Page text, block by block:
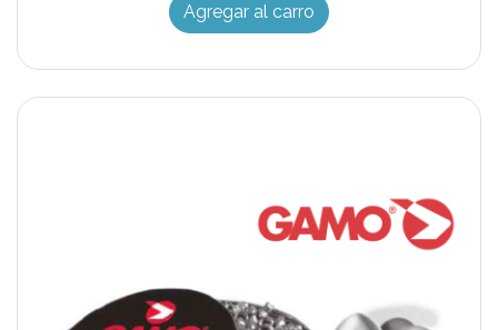
Agregar al carro